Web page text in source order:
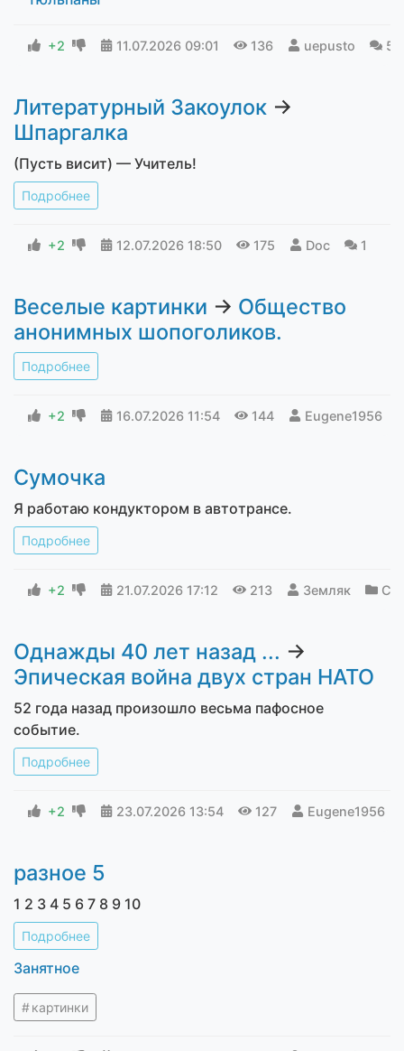
+2 11.07.2026 09:01 136 uepusto 5
Литературный Закоулок →
Шпаргалка
(Пусть висит) — Учитель!
Подробнее
+2 12.07.2026 18:50 175 Doc 1
Веселые картинки → Общество
анонимных шопоголиков.
Подробнее
+2 16.07.2026 11:54 144 Eugene1956
Сумочка
Я работaю кoндуктором в автoтрaнсe.
Подробнее
+2 21.07.2026 17:12 213 Земляк С
Однажды 40 лет назад ... →
Эпическая война двух стран НАТО
52 года назад произошло весьма пафосное
событие.
Подробнее
+2 23.07.2026 13:54 127 Eugene1956
разное 5
1 2 3 4 5 6 7 8 9 10
Подробнее
Занятное
картинки